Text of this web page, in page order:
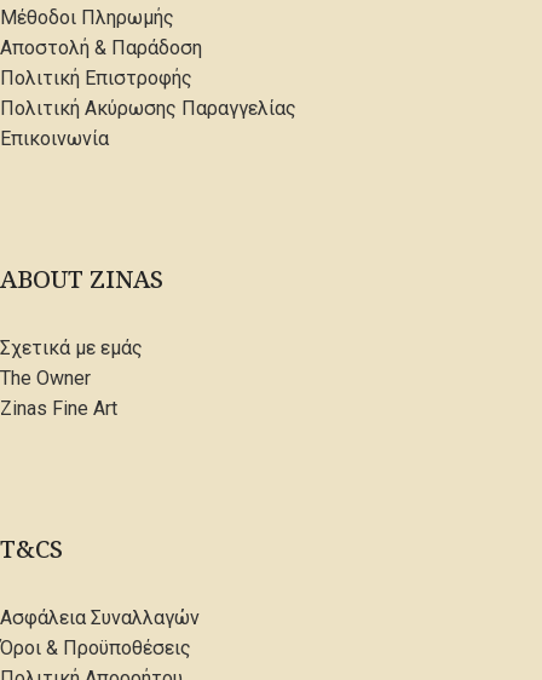
Μέθοδοι Πληρωμής
Αποστολή & Παράδοση
Πολιτική Επιστροφής
Πολιτική Ακύρωσης Παραγγελίας
Επικοινωνία
ABOUT ZINAS
Σχετικά με εμάς
The Owner
Zinas Fine Art
T&CS
Ασφάλεια Συναλλαγών
Όροι & Προϋποθέσεις